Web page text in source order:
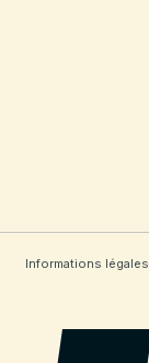
Informations légales